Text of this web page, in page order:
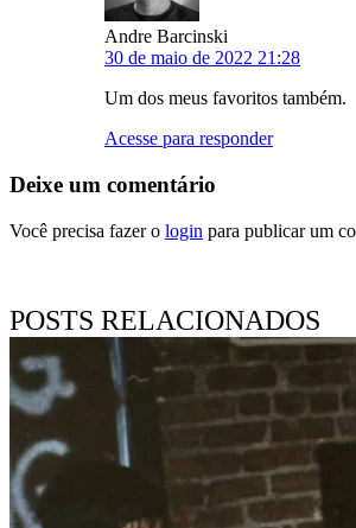
Andre Barcinski
30 de maio de 2022 21:28
Um dos meus favoritos também.
Acesse para responder
Deixe um comentário
Você precisa fazer o login para publicar um
POSTS RELACIONADOS